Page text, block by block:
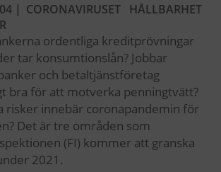
| CORONAVIRUSET
HÅLLBARHET
ordentliga kreditprövningar
tar konsumtionslån? Jobbar
och betaltjänstföretag
bra för att motverka penningtvätt?
risker innebär coronapandemin för
Det är tre områden som
(FI) kommer att granska
2021.